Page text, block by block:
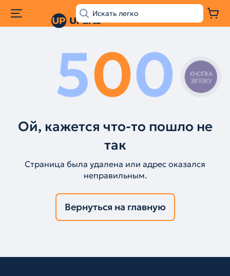
500
Ой, кажется что-то пошло не
так
Страница была удалена или адрес оказался
неправильным.
Вернуться на главную
КНОПКА
ЗВ'ЯЗКУ